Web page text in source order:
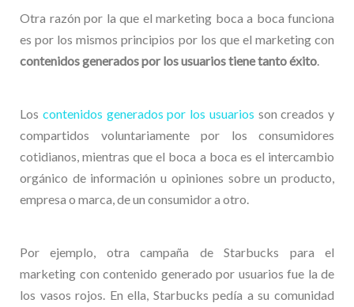
Otra razón por la que el marketing boca a boca funciona
es por los mismos principios por los que el marketing con
contenidos generados por los usuarios tiene tanto éxito
Los contenidos generados por los usuarios son creados y
compartidos voluntariamente por los consumidores
cotidianos, mientras que el boca a boca es el intercambio
orgánico de información u opiniones sobre un producto,
empresa o marca, de un consumidor a otro.
Por ejemplo, otra campaña de Starbucks para el
marketing con contenido generado por usuarios fue la de
los vasos rojos. En ella, Starbucks pedía a su comunidad